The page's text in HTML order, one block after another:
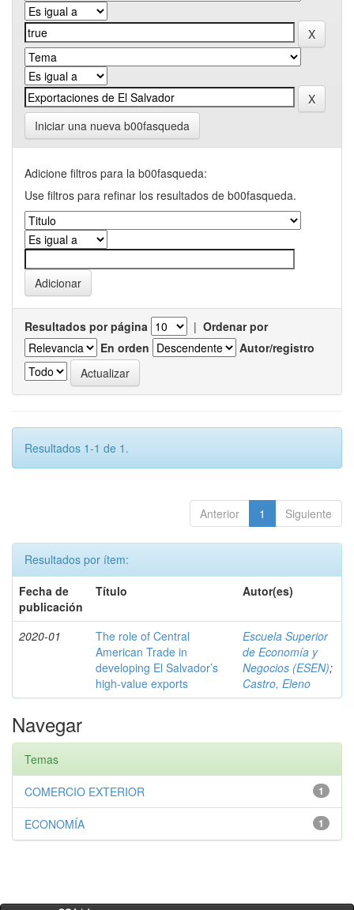
Iniciar una nueva b00fasqueda
Adicione filtros para la b00fasqueda:
Use filtros para refinar los resultados de b00fasqueda.
Resultados por página | Ordenar por
En orden
Autor/registro
Resultados 1-1 de 1.
Anterior 1 Siguiente
Resultados por ítem:
Fecha de
publicación
Título Autor(es)
2020-01
The role of Central
American Trade in
developing El Salvador’s
high-value exports
Escuela Superior
de Economía y
Negocios (ESEN);
Castro, Eleno
Navegar
Temas
1
COMERCIO EXTERIOR
1
ECONOMÍA